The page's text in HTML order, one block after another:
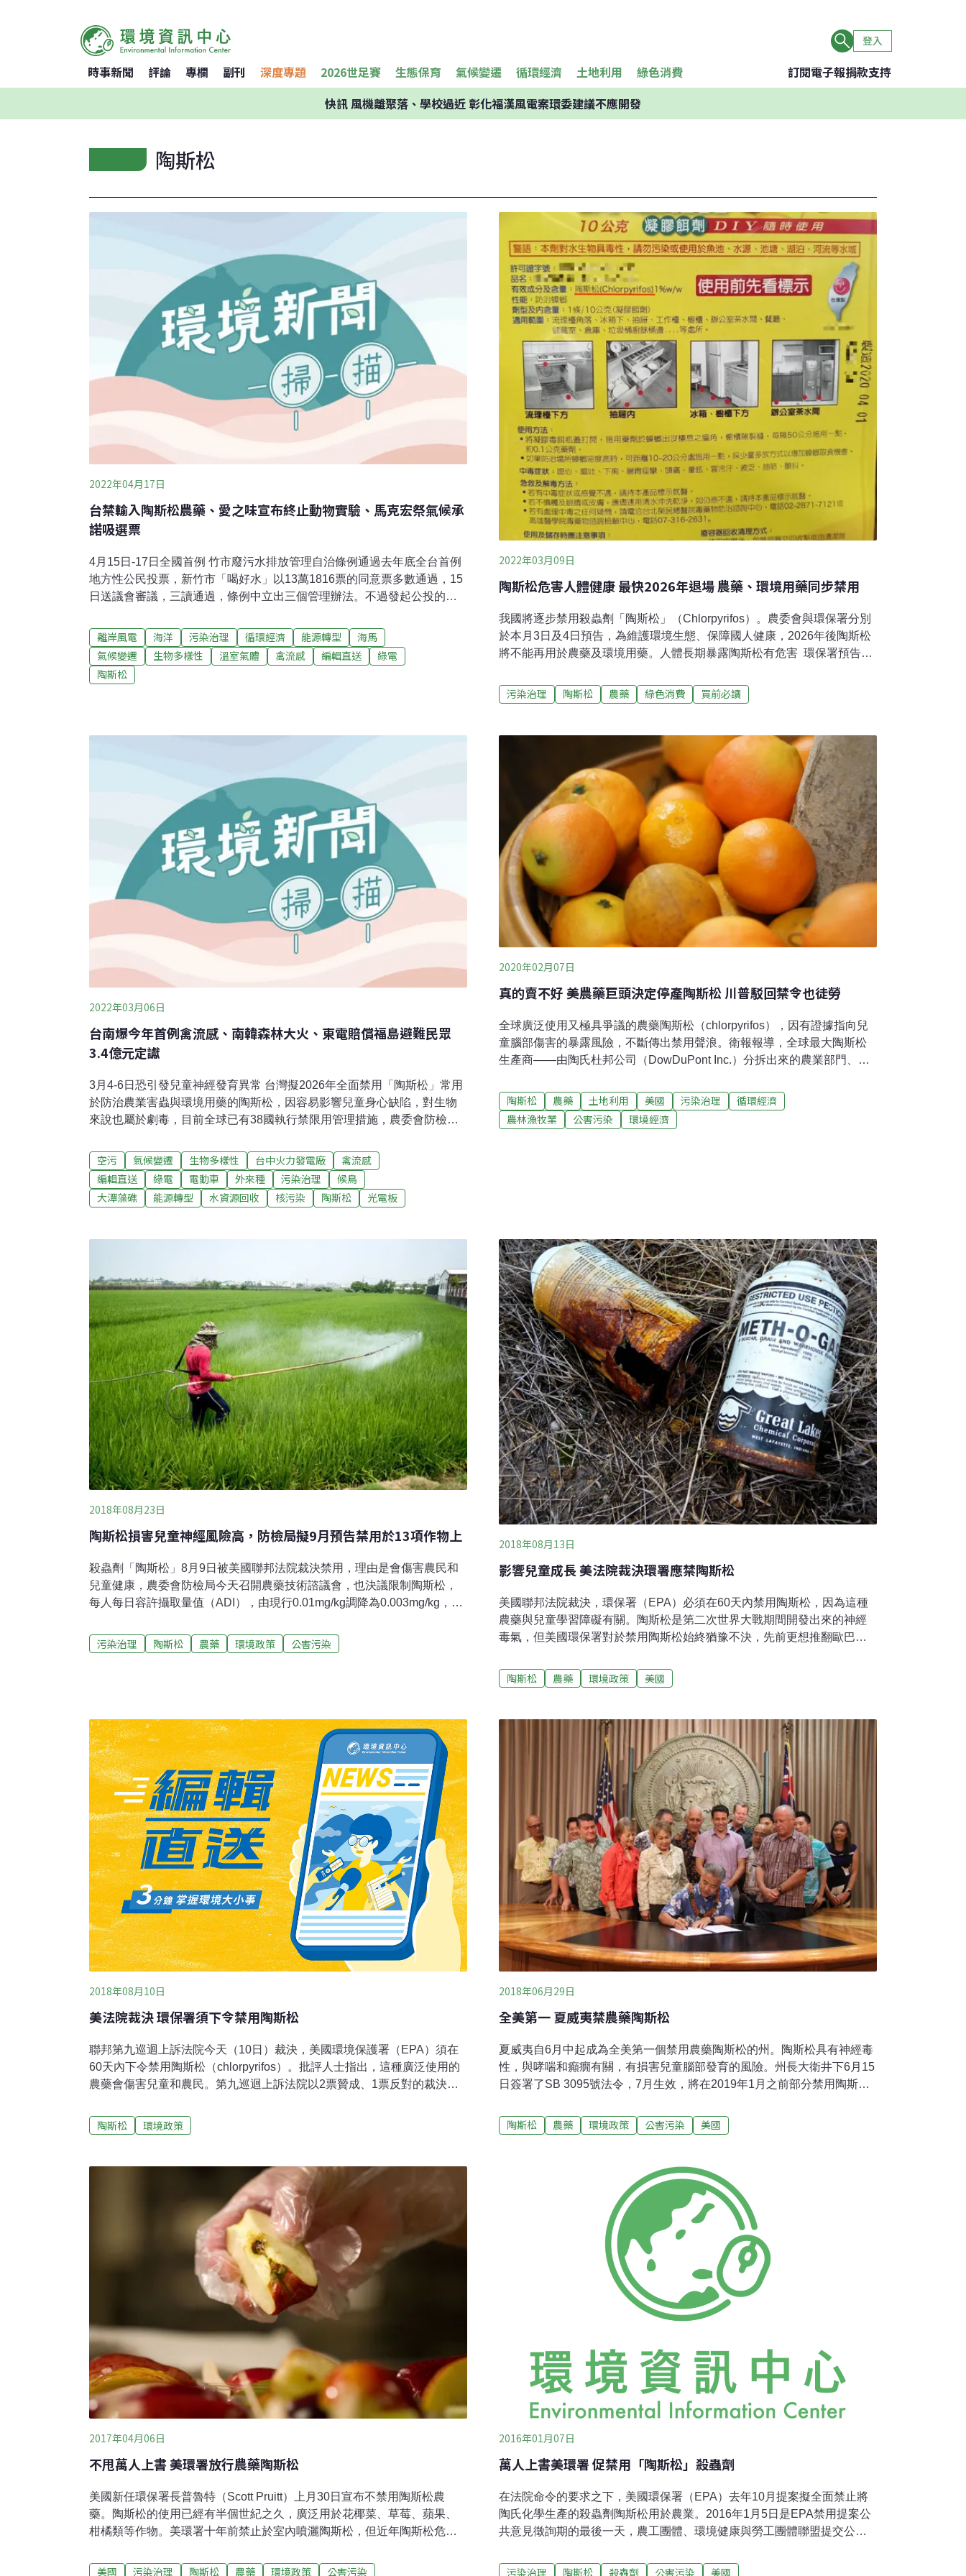
登入
時事新聞 評論 專欄 副刊 深度專題 2026世足賽 生態保育 氣候變遷 循環經濟 土地利用 綠色消費 訂閱電子報捐款支持
快訊風機離聚落、學校過近 彰化福漢風電案環委建議不應開發
陶斯松
2022年04月17日
台禁輸入陶斯松農藥、愛之味宣布終止動物實驗、馬克宏祭氣候承
諾吸選票
4月15日-17日全國首例 竹市廢污水排放管理自治條例通過去年底全台首例
地方性公民投票，新竹市「喝好水」以13萬1816票的同意票多數通過，15
日送議會審議，三讀通過，條例中立出三個管理辦法。不過發起公投的台
此外，市議會三讀通過自治條例並附帶決議，未來廢污水排放管理推動委
員會由市長擔任主委，至少半年開會一次。（聯合報、自由時報、中央社
報導）
離岸風電 海洋 污染治理 循環經濟 能源轉型
海馬
氣候變遷
生物多樣性 溫室氣體 禽流感 編輯直送
綠電
陶斯松
2022年03月09日
陶斯松危害人體健康 最快2026年退場 農藥、環境用藥同步禁用
我國將逐步禁用殺蟲劑「陶斯松」（Chlorpyrifos）。農委會與環保署分別
於本月3日及4日預告，為維護環境生態、保障國人健康，2026年後陶斯松
將不能再用於農藥及環境用藥。人體長期暴露陶斯松有危害 環保署預告環
和「陶斯松」是國際間廣泛使用的有機磷殺蟲劑，常作為環境用藥，用來
防治蚊子、孑孓、蟑螂、螞蟻、跳蚤、白蟻、蟑螂等。陳淑玲表示，陶斯
度暴露在這類藥劑中，也會危害人體的神經傳導，特別是嬰幼兒、孕婦等
族群。陳淑玲解釋，有關禁用陶斯松的議題在國際間已討論多年，目前在
歐洲、美國已逐步禁用。環保署3月4日預告修正《環境用藥禁止含有之成
分及檢驗方法》，將「陶斯松」和「甲基陶斯松」列為禁用成分。草案預
告後，14天內將召開公聽會、研商會。待正式公告後，將禁止陶斯松在環
境用
污染治理 陶斯松 農藥 綠色消費 買前必讀
2022年03月06日
台南爆今年首例禽流感、南韓森林大火、東電賠償福島避難民眾
3.4億元定讞
3月4-6日恐引發兒童神經發育異常 台灣擬2026年全面禁用「陶斯松」常用
於防治農業害蟲與環境用藥的陶斯松，因容易影響兒童身心缺陷，對生物
來說也屬於劇毒，目前全球已有38國執行禁限用管理措施，農委會防檢局
起將先禁止陶斯松輸入及原體製造；2024年元旦起，禁止加工及分裝（廢
止成品加工證），2026年起則全面禁用。（自由時報、聯合報報導）
空污 氣候變遷 生物多樣性 台中火力發電廠
禽流感
編輯直送
綠電 電動車 外來種 污染治理
候鳥
大潭藻礁
能源轉型 水資源回收 核污染 陶斯松 光電板
2020年02月07日
真的賣不好 美農藥巨頭決定停產陶斯松 川普駁回禁令也徒勞
全球廣泛使用又極具爭議的農藥陶斯松（chlorpyrifos），因有證據指向兒
童腦部傷害的暴露風險，不斷傳出禁用聲浪。衛報報導，全球最大陶斯松
生產商——由陶氏杜邦公司（DowDuPont Inc.）分拆出來的農業部門、獨
止生產陶斯松。科迪華表示，停產的原因是銷售量日漸下滑。該公司穀類
業務部門總裁Susanne Wasson告訴路透社，「這不是個容易的決定。」陶
斯松常用於穀類、黃豆、杏仁、棉花、柑橘和葡萄等作物，但研究指出，
陶斯松 農藥 土地利用 美國 污染治理
循環經濟
農林漁牧業
公害污染 環境經濟
2018年08月23日
陶斯松損害兒童神經風險高，防檢局擬9月預告禁用於13項作物上
殺蟲劑「陶斯松」8月9日被美國聯邦法院裁決禁用，理由是會傷害農民和
兒童健康，農委會防檢局今天召開農藥技術諮議會，也決議限制陶斯松，
每人每日容許攝取量值（ADI），由現行0.01mg/kg調降為0.003mg/kg，且
果、枇杷、柿、棗等等攝食量較大的作物，預計9月初預告，下一步將評估
陶斯松對不同年齡層的影響。陶斯松殺蟲效果好，但對消費者有風險「陶
陶斯松的兒童，動作發育會較遲緩、注意力缺陷障礙、智商較低，因此8月
9日判決美國環保署須在60天內禁用。不過農委會防檢局局長馮海東表示，
並非因為美國禁用才跟進，去年底召開會議時，就已經掌握到陶斯松對人
體
污染治理 陶斯松 農藥 環境政策 公害污染
2018年08月13日
影響兒童成長 美法院裁決環署應禁陶斯松
美國聯邦法院裁決，環保署（EPA）必須在60天內禁用陶斯松，因為這種
農藥與兒童學習障礙有關。陶斯松是第二次世界大戰期間開發出來的神經
毒氣，但美國環保署對於禁用陶斯松始終猶豫不決，先前更想推翻歐巴馬
提起訴訟，以強制執行禁令。目前共有七個州和華盛頓特區介入此案，以
支持禁令。法院調查發現，根據研究，出生前暴露於低劑量陶斯松的兒
國環境保護局已有紀錄，含有陶斯松殘留物的食品可能對美國嬰兒和兒童
的身心發育產生不良影響，而且影響通常會持續到成年，在這種情況下，
聯邦法律要求環保署禁止將這種農藥用於食品。」法官瑞克夫（Jed
Rakoff）在判決書中寫道。環保組織對此裁決感到欣慰。「法院已經明確指
示，兒童的健康比強勢的污染者更重要。對於想要餵食孩子水果和蔬菜的
父母而言，這是一場勝
陶斯松 農藥 環境政策 美國
2018年08月10日
美法院裁決 環保署須下令禁用陶斯松
聯邦第九巡迴上訴法院今天（10日）裁決，美國環境保護署（EPA）須在
60天內下令禁用陶斯松（chlorpyrifos）。批評人士指出，這種廣泛使用的
農藥會傷害兒童和農民。第九巡迴上訴法院以2票贊成、1票反對的裁決結
願的決定。當時環保團體呼籲，禁止陶斯松用於水果、蔬菜和堅果等糧食
作物。代表第九巡迴上訴法院撰寫裁決書的法官拉柯夫（Jed Rakoff）指
損害」，但環保署未能提出有力反駁，因此下令環保署須在60天內下令禁
陶斯松 環境政策
2018年06月29日
全美第一 夏威夷禁農藥陶斯松
夏威夷自6月中起成為全美第一個禁用農藥陶斯松的州。陶斯松具有神經毒
性，與哮喘和癲癇有關，有損害兒童腦部發育的風險。州長大衛井下6月15
日簽署了SB 3095號法令，7月生效，將在2019年1月之前部分禁用陶斯
予豁免，2023年開始全面禁止使用含有陶斯松的農藥。新法並在學校周圍
規劃了100英尺的零噴灑緩衝區，並要求大規模使用者揭露他們噴灑的是何
區的新規定為立即生效，不予豁免。井下說：「保護孩子和居民的健康和
安全是我的首要任務之一。我們必須保護社區免受可能有害化學物威脅。
同時，夏威夷的農業對我們的國家和經濟來說非常重要。我們將與農業
部、地方農民和夏威夷大學合作，尋求安全的替代性害蟲管理工具，以支
持和維繫往後世世代代的農業。」國家有毒物質
陶斯松 農藥 環境政策 公害污染 美國
2017年04月06日
不甩萬人上書 美環署放行農藥陶斯松
美國新任環保署長普魯特（Scott Pruitt）上月30日宣布不禁用陶斯松農
藥。陶斯松的使用已經有半個世紀之久，廣泛用於花椰菜、草莓、蘋果、
柑橘類等作物。美環署十年前禁止於室內噴灑陶斯松，但近年陶斯松危害
間歷時15年的訴求，自2015年10月提案，擬全面禁用陶斯松於農作物。該
美國 污染治理 陶斯松 農藥 環境政策 公害污染
2016年01月07日
萬人上書美環署 促禁用「陶斯松」殺蟲劑
在法院命令的要求之下，美國環保署（EPA）去年10月提案擬全面禁止將
陶氏化學生產的殺蟲劑陶斯松用於農業。2016年1月5日是EPA禁用提案公
共意見徵詢期的最後一天，農工團體、環境健康與勞工團體聯盟提交公共
止使用陶斯松於所有作物。陶斯松滲入飼料、糧食 高爾夫球場也常噴灑陶
污染治理 陶斯松 殺蟲劑 公害污染 美國